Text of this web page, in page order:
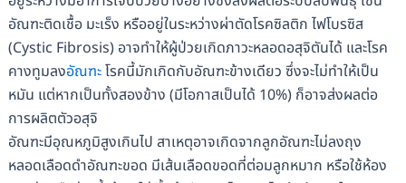
อัณฑะติดเชื้อ มะเร็ง หรืออยู่ในระหว่างผ่าตัดโรคซิลติก ไฟโบรซิส
(Cystic Fibrosis) อาจทำให้ผู้ป่วยเกิดภาวะหลอดอสุจิตันได้ และโรค
คางทูมลงอัณฑะโรคนี้มักเกิดกับอัณฑะข้างเดียว ซึ่งจะไม่ทำให้เป็น
หมัน แต่หากเป็นทั้งสองข้าง (มีโอกาสเป็นได้ 10%) ก็อาจส่งผลต่อ
การผลิตตัวอสุจิ
อัณฑะมีอุณหภูมิสูงเกินไป สาเหตุอาจเกิดจากลูกอัณฑะไม่ลงถุง
หลอดเลือดดำอัณฑะขอด มีเส้นเลือดขอดที่ต่อมลูกหมาก หรือใช้ห้อง